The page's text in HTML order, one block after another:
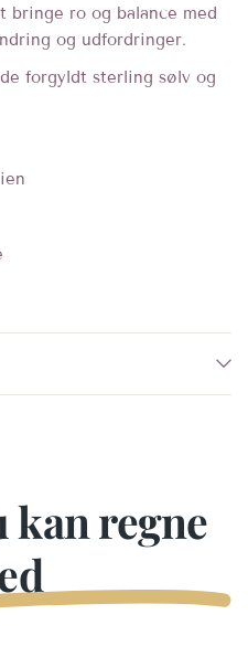
bringe ro og balance med
og udfordringer.
forgyldt sterling sølv og
kan regne